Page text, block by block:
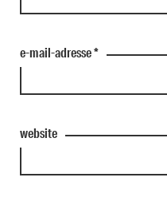
e-mail-adresse*
website